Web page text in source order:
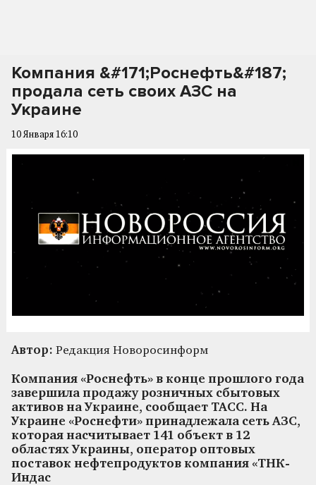
Компания &#171;Роснефть&#187;
продала сеть своих АЗС на
Украине
10 Января 16:10
Автор: Редакция Новоросинформ
Компания «Роснефть» в конце прошлого года
завершила продажу розничных сбытовых
активов на Украине, сообщает ТАСС. На
Украине «Роснефти» принадлежала сеть АЗС,
которая насчитывает 141 объект в 12
областях Украины, оператор оптовых
поставок нефтепродуктов компания «ТНК-
Индас